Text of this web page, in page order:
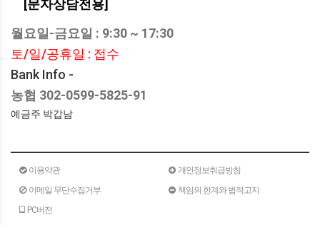
[문자상담전용]
월요일-금요일 : 9:30 ~ 17:30
토/일/공휴일 : 접수
Bank Info -
농협 302-0599-5825-91
예금주 박갑남
이용약관
개인정보취급방침
이메일 무단수집거부
책임의 한계와 법적고지
PC버전